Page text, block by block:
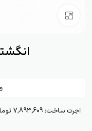
اجرت ساخت:7,893,609 تومان